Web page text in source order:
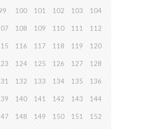
100 101 102 103 104
108 109 110 111 112
116 117 118 119 120
124 125 126 127 128
132 133 134 135 136
140 141 142 143 144
148 149 150 151 152